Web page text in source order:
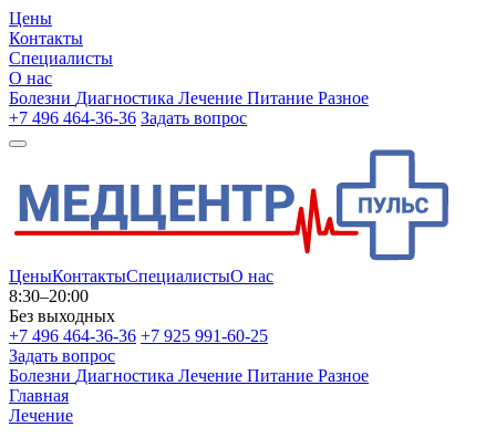
Цены
Контакты
Специалисты
О нас
Болезни Диагностика Лечение Питание Разное
+7 496 464-36-36 Задать вопрос
ЦеныКонтактыСпециалистыО нас
8:30–20:00
Без выходных
+7 496 464-36-36 +7 925 991-60-25
Задать вопрос
Болезни Диагностика Лечение Питание Разное
Главная
Лечение